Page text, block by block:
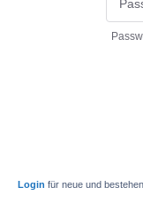
Login für neue und